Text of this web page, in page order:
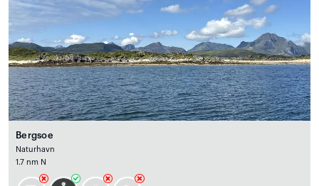
Bergsoe
Naturhavn
1.7 nm N